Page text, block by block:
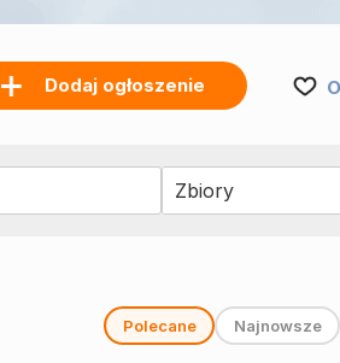
Dodaj ogłoszenie
Polecane Najnowsze